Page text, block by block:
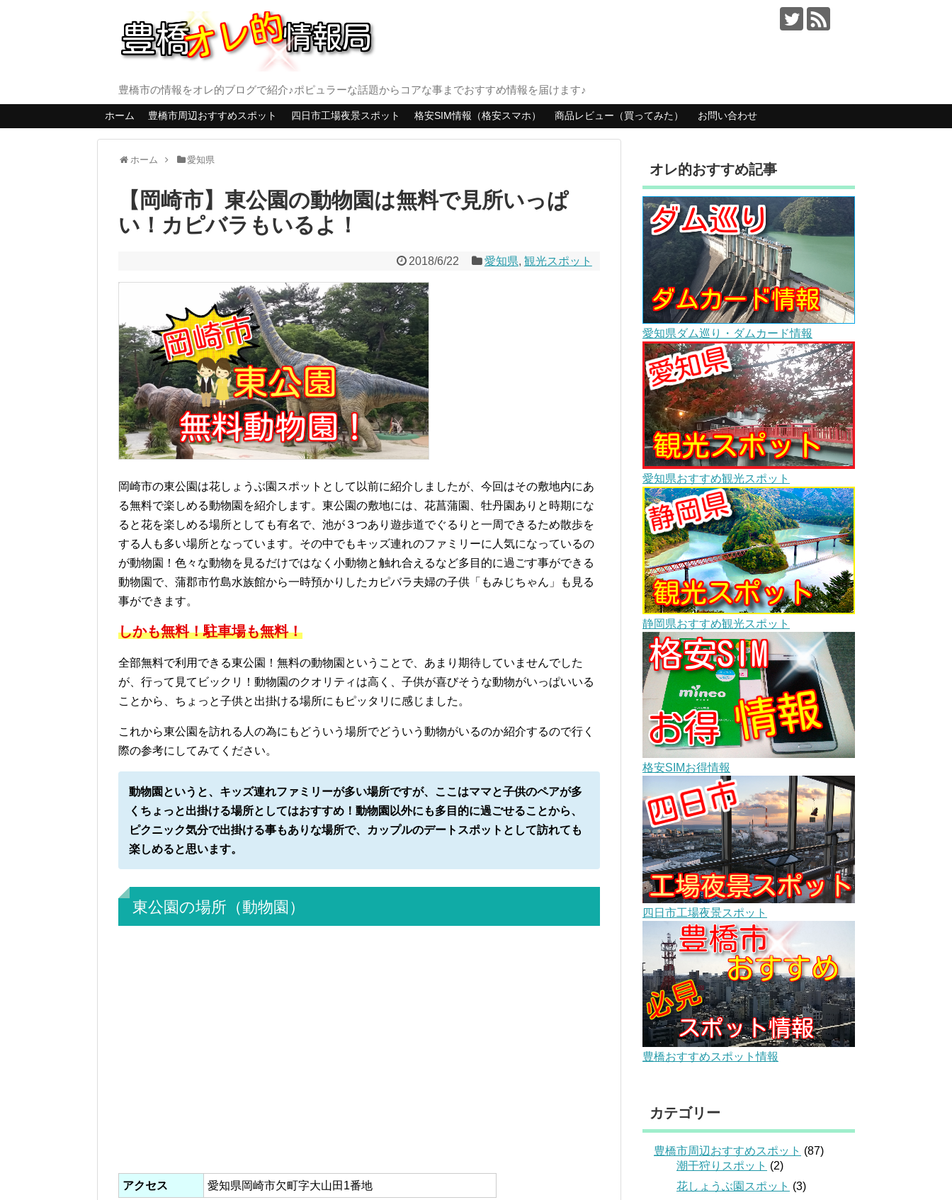
豊橋市の情報をオレ的ブログで紹介♪ポピュラーな話題からコアな事までおすすめ情報を届けます♪
ホーム 豊橋市周辺おすすめスポット 四日市工場夜景スポット 格安SIM情報（格安スマホ） 商品レビュー（買ってみた） お問い合わせ
ホーム 愛知県
【岡崎市】東公園の動物園は無料で見所いっぱ
い！カピバラもいるよ！
2018/6/22 愛知県, 観光スポット
岡崎市の東公園は花しょうぶ園スポットとして以前に紹介しましたが、今回はその敷地内にあ
る無料で楽しめる動物園を紹介します。東公園の敷地には、花菖蒲園、牡丹園ありと時期にな
ると花を楽しめる場所としても有名で、池が３つあり遊歩道でぐるりと一周できるため散歩を
する人も多い場所となっています。その中でもキッズ連れのファミリーに人気になっているの
が動物園！色々な動物を見るだけではなく小動物と触れ合えるなど多目的に過ごす事ができる
動物園で、蒲郡市竹島水族館から一時預かりしたカピバラ夫婦の子供「もみじちゃん」も見る
事ができます。
しかも無料！駐車場も無料！
全部無料で利用できる東公園！無料の動物園ということで、あまり期待していませんでした
が、行って見てビックリ！動物園のクオリティは高く、子供が喜びそうな動物がいっぱいいる
ことから、ちょっと子供と出掛ける場所にもピッタリに感じました。
これから東公園を訪れる人の為にもどういう場所でどういう動物がいるのか紹介するので行く
際の参考にしてみてください。
動物園というと、キッズ連れファミリーが多い場所ですが、ここはママと子供のペアが多
くちょっと出掛ける場所としてはおすすめ！動物園以外にも多目的に過ごせることから、
ピクニック気分で出掛ける事もありな場所で、カップルのデートスポットとして訪れても
楽しめると思います。
東公園の場所（動物園）
アクセス 愛知県岡崎市欠町字大山田1番地
オレ的おすすめ記事
愛知県ダム巡り・ダムカード情報
愛知県おすすめ観光スポット
静岡県おすすめ観光スポット
格安SIMお得情報
四日市工場夜景スポット
豊橋おすすめスポット情報
カテゴリー
豊橋市周辺おすすめスポット (87)
潮干狩りスポット (2)
花しょうぶ園スポット (3)